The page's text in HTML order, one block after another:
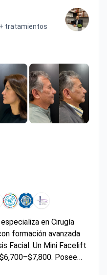
tratamientos
en Cirugía
formación avanzada
Facial. Un Mini Facelift
Posee
la Beca de Viaje